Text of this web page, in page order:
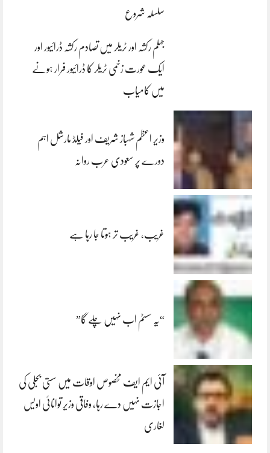
سلسلہ شروع
جہلم رکشہ اور ٹریلر میں تصادم رکشہ ڈرائیور اور
ایک عورت زخمی ٹریلر کا ڈرائیور فرار ہونے
میں کامیاب
وزیر اعظم شہباز شریف اور فیلڈ مارشل اہم
دورے پر سعودی عرب روانہ
غریب، غریب تر ہوتا جا رہا ہے
“یہ سسٹم اب نہیں چلے گا”
آئی ایم ایف مخصوص اوقات میں سستی بجلی کی
اجازت نہیں دے رہا، وفاقی وزیر توانائی اویس
لغاری